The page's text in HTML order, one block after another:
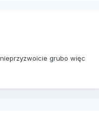
grubo więc